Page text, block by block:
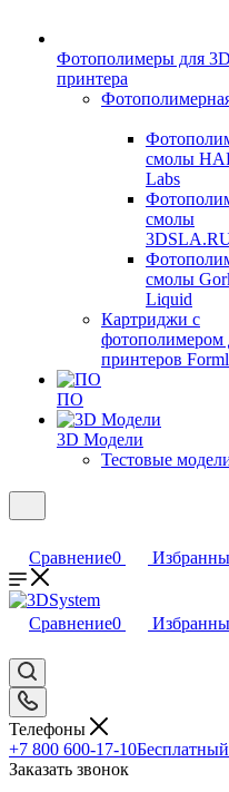
Фотополимеры для 3D
принтера
смолы
Labs
смолы
смолы
Liquid
Картриджи с
фотополимером
принтеров
ПО
3D Модели
Тестовые
Сравнение0
Сравнение0
Телефоны
+7 800 600-17-10
Заказать звонок